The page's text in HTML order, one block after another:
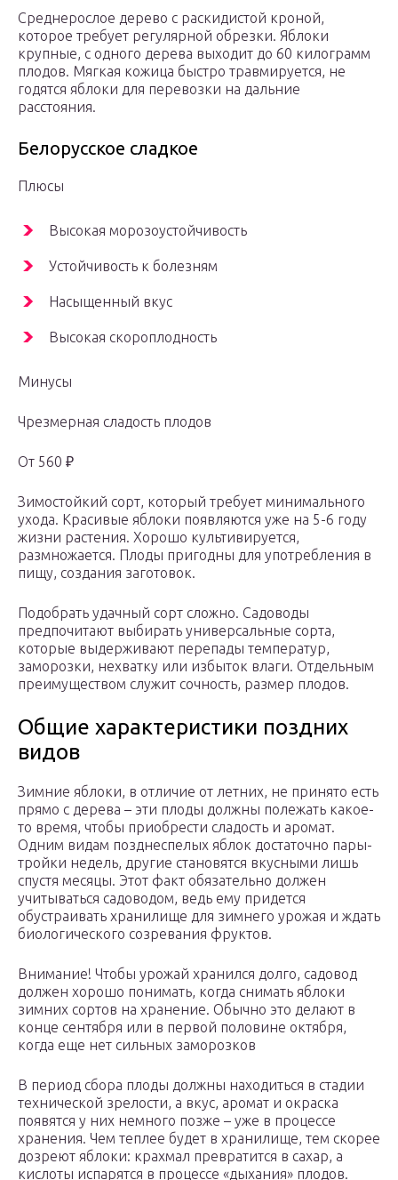
Среднерослое дерево с раскидистой кроной,
которое требует регулярной обрезки. Яблоки
крупные, с одного дерева выходит до 60 килограмм
плодов. Мягкая кожица быстро травмируется, не
годятся яблоки для перевозки на дальние
расстояния.
Белорусское сладкое
Плюсы
Высокая морозоустойчивость
Устойчивость к болезням
Насыщенный вкус
Высокая скороплодность
Минусы
Чрезмерная сладость плодов
От 560 ₽
Зимостойкий сорт, который требует минимального
ухода. Красивые яблоки появляются уже на 5-6 году
жизни растения. Хорошо культивируется,
размножается. Плоды пригодны для употребления в
пищу, создания заготовок.
Подобрать удачный сорт сложно. Садоводы
предпочитают выбирать универсальные сорта,
которые выдерживают перепады температур,
заморозки, нехватку или избыток влаги. Отдельным
преимуществом служит сочность, размер плодов.
Общие характеристики поздних
видов
Зимние яблоки, в отличие от летних, не принято есть
прямо с дерева – эти плоды должны полежать какое-
то время, чтобы приобрести сладость и аромат.
Одним видам позднеспелых яблок достаточно пары-
тройки недель, другие становятся вкусными лишь
спустя месяцы. Этот факт обязательно должен
учитываться садоводом, ведь ему придется
обустраивать хранилище для зимнего урожая и ждать
биологического созревания фруктов.
Внимание! Чтобы урожай хранился долго, садовод
должен хорошо понимать, когда снимать яблоки
зимних сортов на хранение. Обычно это делают в
конце сентября или в первой половине октября,
когда еще нет сильных заморозков
В период сбора плоды должны находиться в стадии
технической зрелости, а вкус, аромат и окраска
появятся у них немного позже – уже в процессе
хранения. Чем теплее будет в хранилище, тем скорее
дозреют яблоки: крахмал превратится в сахар, а
кислоты испарятся в процессе «дыхания» плодов.